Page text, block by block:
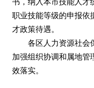
书，纳入本市技能人才
职业技能等级的申报依
才政策待遇。
各区人力资源社会保
加强组织协调和属地管
效落实。